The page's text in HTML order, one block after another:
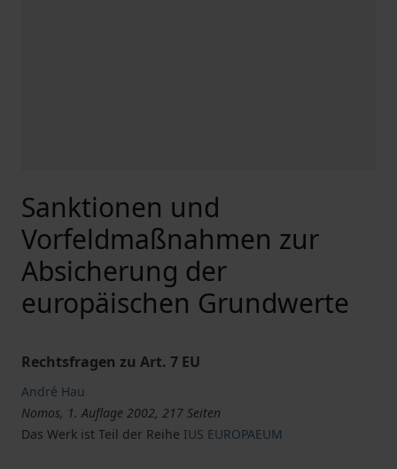
Sanktionen und
Vorfeldmaßnahmen zur
Absicherung der
europäischen Grundwerte
Rechtsfragen zu Art. 7 EU
André Hau
Nomos, 1. Auflage 2002, 217 Seiten
Das Werk ist Teil der Reihe IUS EUROPAEUM